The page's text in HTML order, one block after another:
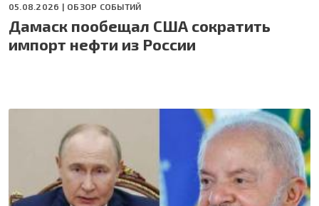
05.08.2026 | ОБЗОР СОБЫТИЙ
Дамаск пообещал США сократить
импорт нефти из России